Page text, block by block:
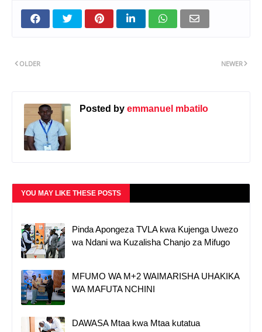
NEWER
OLDER
Posted by emmanuel mbatilo
YOU MAY LIKE THESE POSTS
Pinda Apongeza TVLA kwa Kujenga Uwezo
wa Ndani wa Kuzalisha Chanjo za Mifugo
MFUMO WA M+2 WAIMARISHA UHAKIKA
WA MAFUTA NCHINI
DAWASA Mtaa kwa Mtaa kutatua